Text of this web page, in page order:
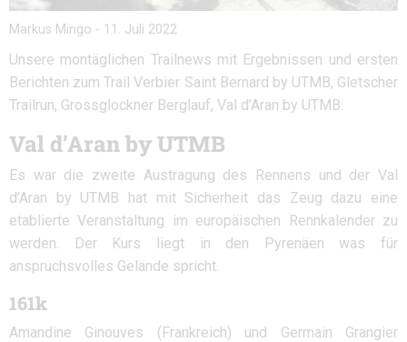
Markus Mingo - 11. Juli 2022
Unsere montäglichen Trailnews mit Ergebnissen und ersten
Berichten zum Trail Verbier Saint Bernard by UTMB, Gletscher
Trailrun, Grossglockner Berglauf, Val d’Aran by UTMB:
Val d’Aran by UTMB
Es war die zweite Austragung des Rennens und der Val
d’Aran by UTMB hat mit Sicherheit das Zeug dazu eine
etablierte Veranstaltung im europäischen Rennkalender zu
werden. Der Kurs liegt in den Pyrenäen was für
anspruchsvolles Gelände spricht.
161k
Amandine Ginouves (Frankreich) und Germain Grangier